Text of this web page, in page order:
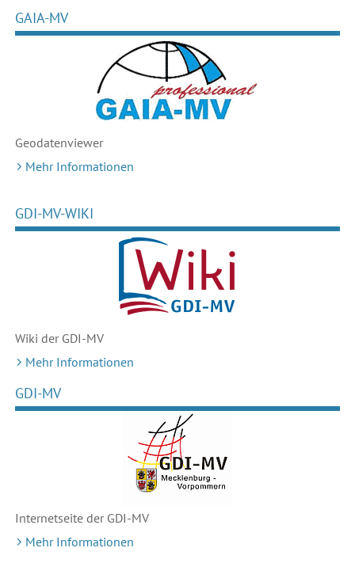
GAIA-MV
Geodatenviewer
Mehr Informationen
GDI-MV-WIKI
Wiki der GDI-MV
Mehr Informationen
GDI-MV
Internetseite der GDI-MV
Mehr Informationen